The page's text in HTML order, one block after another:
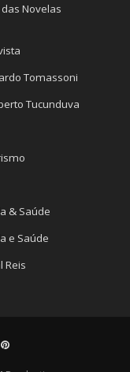
Novelas
Tomassoni
Tucunduva
& Saúde
e Saúde
Reis